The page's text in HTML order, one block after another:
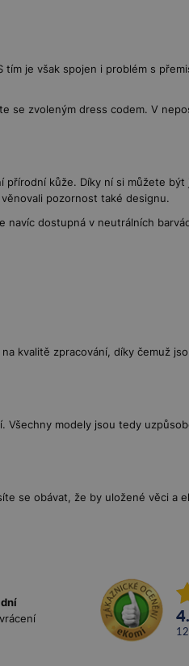
je však spojen i problém s
se zvoleným dress codem. V
kůže. Díky ní si můžete
pozornost také designu.
dostupná v neutrálních
kvalitě zpracování, díky čemuž
modely jsou tedy
se obávat, že by uložené věci a